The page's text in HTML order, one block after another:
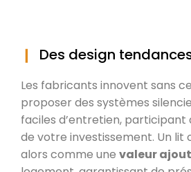
Des design
Les fabricants innovent sans
proposer des systèmes
faciles d’entretien, participant
de votre investissement. Un lit
alors comme une valeur